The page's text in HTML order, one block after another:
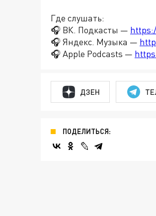
Где слушать:
🎧 ВК. Подкасты —
🎧 Яндекс. Музыка —
🎧 Apple Podcasts —
ДЗЕН
ПОДЕЛИТЬСЯ: